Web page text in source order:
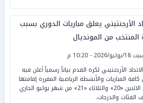
الأرجنتيني يعلق مباريات الدوري بسبب
من المونديال
2026 - 10:20 م
الأرجنتيني لكرة القدم بياناً رسمياً أعلن فيه
المباريات والأنشطة الرياضية المقررة إقامتها
يومي الاثنين «20» والثلاثاء «21» من شهر يوليو الجاري
الفئات والدرجات.